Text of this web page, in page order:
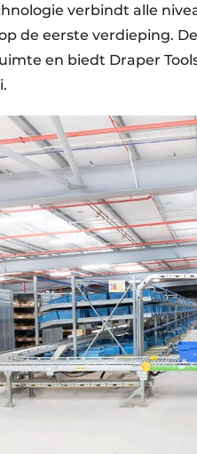
verbindt alle
de eerste verdieping.
en biedt Draper